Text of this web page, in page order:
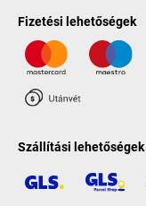
Fizetési lehetőségek
Szállítási lehetőségek